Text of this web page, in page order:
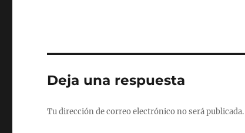
Deja una respuesta
Tu dirección de correo electrónico no será publicada.